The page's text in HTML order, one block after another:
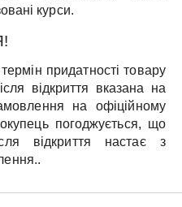
курси.
придатності товару
відкриття вказана на
на офіційному
погоджується, що
відкриття настає з